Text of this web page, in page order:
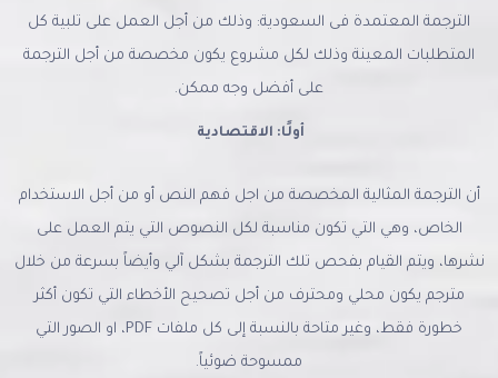
الترجمة المعتمدة فى السعودية: وذلك من أجل العمل على تلبية كل
المتطلبات المعينة وذلك لكل مشروع يكون مخصصة من أجل الترجمة
على أفضل وجه ممكن.
أولًا: الاقتصادية
أن الترجمة المثالية المخصصة من اجل فهم النص أو من أجل الاستخدام
الخاص، وهي التي تكون مناسبة لكل النصوص التي يتم العمل على
نشرها، ويتم القيام بفحص تلك الترجمة بشكل آلي وأيضاً بسرعة من خلال
مترجم يكون محلي ومحترف من أجل تصحيح الأخطاء التي تكون أكثر
خطورة فقط، وغير متاحة بالنسبة إلى كل ملفات PDF، او الصور التي
ممسوحة ضوئياً.